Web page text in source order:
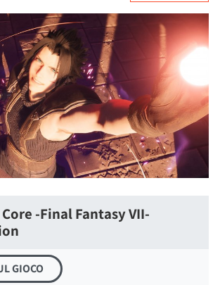
-Final Fantasy VII-
GIOCO